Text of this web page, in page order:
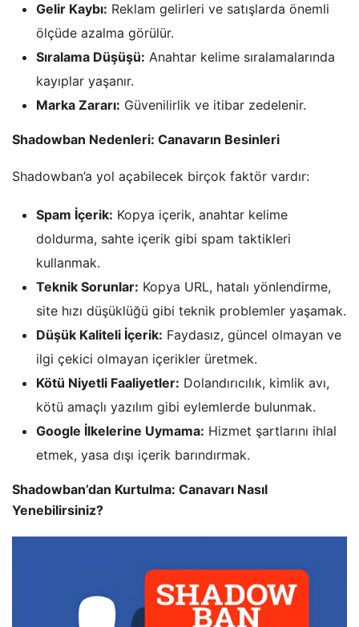
Gelir Kaybı: Reklam gelirleri ve satışlarda önemli
ölçüde azalma görülür.
Sıralama Düşüşü: Anahtar kelime sıralamalarında
kayıplar yaşanır.
Marka Zararı: Güvenilirlik ve itibar zedelenir.
Shadowban Nedenleri: Canavarın Besinleri
Shadowban’a yol açabilecek birçok faktör vardır:
Spam İçerik: Kopya içerik, anahtar kelime
doldurma, sahte içerik gibi spam taktikleri
kullanmak.
Teknik Sorunlar: Kopya URL, hatalı yönlendirme,
site hızı düşüklüğü gibi teknik problemler yaşamak.
Düşük Kaliteli İçerik: Faydasız, güncel olmayan ve
ilgi çekici olmayan içerikler üretmek.
Kötü Niyetli Faaliyetler: Dolandırıcılık, kimlik avı,
kötü amaçlı yazılım gibi eylemlerde bulunmak.
Google İlkelerine Uymama: Hizmet şartlarını ihlal
etmek, yasa dışı içerik barındırmak.
Shadowban’dan Kurtulma: Canavarı Nasıl
Yenebilirsiniz?